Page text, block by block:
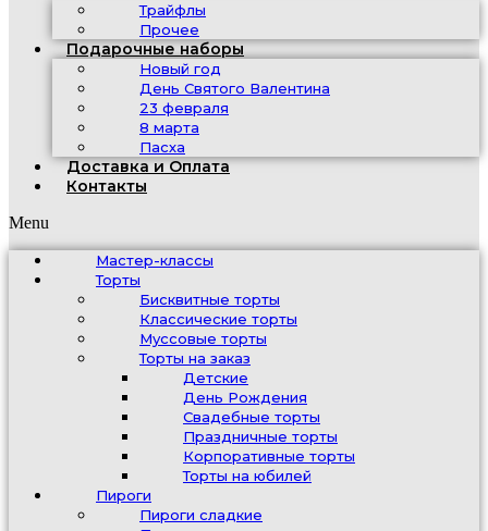
Трайфлы
Прочее
Подарочные наборы
Новый год
День Святого Валентина
23 февраля
8 марта
Пасха
Доставка и Оплата
Контакты
Menu
Мастер-классы
Торты
Бисквитные торты
Классические торты
Муссовые торты
Торты на заказ
Детские
День Рождения
Свадебные торты
Праздничные торты
Корпоративные торты
Торты на юбилей
Пироги
Пироги сладкие